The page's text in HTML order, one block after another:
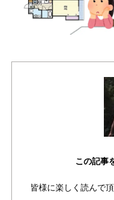
この記事
皆様に楽しく読んで